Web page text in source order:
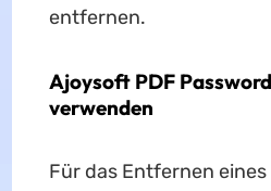
entfernen.
Ajoysoft PDF
verwenden
Für das Entfernen